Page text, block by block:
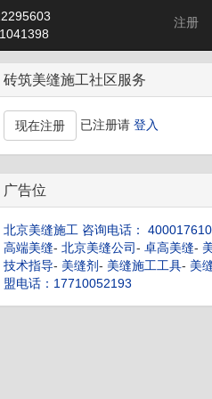
注册
砖筑美缝施工社区服务
现在注册 已注册请 登入
广告位
北京美缝施工 咨询电话：
高端美缝- 北京美缝公司- 卓高美缝-
技术指导- 美缝剂- 美缝施工工具- 美
盟电话：17710052193